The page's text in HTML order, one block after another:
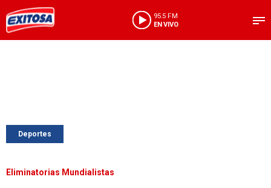
95.5 FM
EN VIVO
Deportes
Eliminatorias Mundialistas